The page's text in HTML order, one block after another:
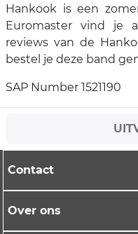
Hankook is een
Euromaster vind je
reviews van de
bestel je deze band
SAP Number 1521190
Contact
Over ons